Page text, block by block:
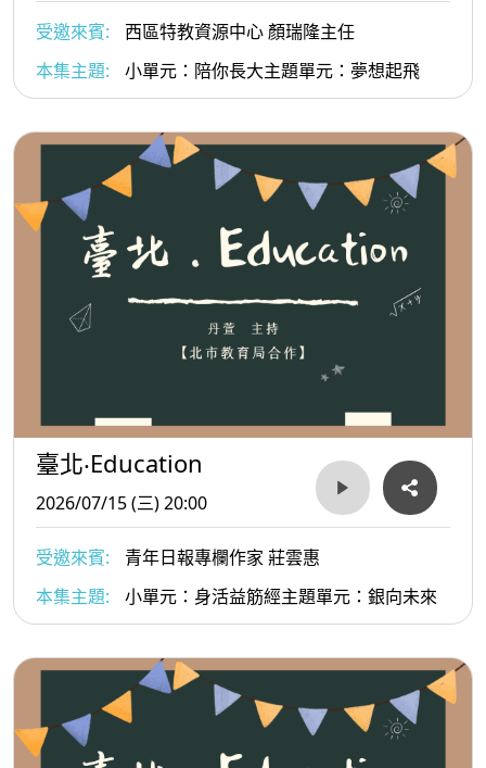
受邀來賓:
西區特教資源中心 顏瑞隆主任
本集主題:
小單元：陪你長大主題單元：夢想起飛
臺北‧Education
2026/07/15 (三) 20:00
受邀來賓:
青年日報專欄作家 莊雲惠
本集主題:
小單元：身活益筋經主題單元：銀向未來